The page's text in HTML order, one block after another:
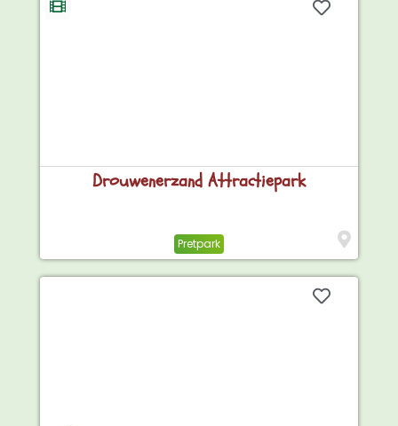
Drouwenerzand Attractiepark
Pretpark